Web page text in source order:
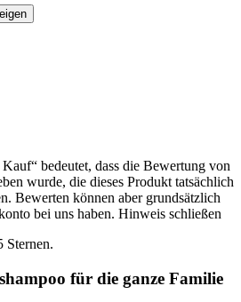
bedeutet, dass die Bewertung von
wurde, die dieses Produkt tatsächlich
Bewerten können aber grundsätzlich
bei uns haben. Hinweis schließen
Sternen.
für die ganze Familie